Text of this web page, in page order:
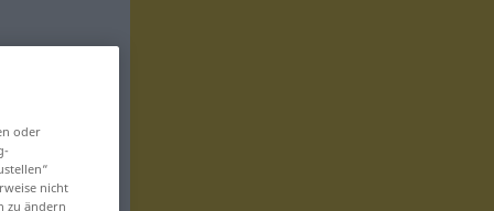
oder
nicht
zu ändern